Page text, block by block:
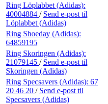
Ring Löplabbet (Adidas):
40004884 / Send e-post til
Löplabbet (Adidas)
Ring Shoeday (Adidas):
64859195
Ring Skoringen (Adidas):
21079145 / Send e-post til
Skoringen (Adidas)
Ring Specsavers (Adidas): 67
20 46 20 / Send e-post til
Specsavers (Adidas)